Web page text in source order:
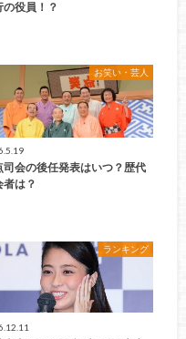
の役員！？
お笑い・芸人
司会の後任発表はいつ？歴代
者は？
ランキング